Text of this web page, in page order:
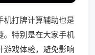
机打牌计算辅助也是
。特别是在大家手机
游戏体验，避免影响